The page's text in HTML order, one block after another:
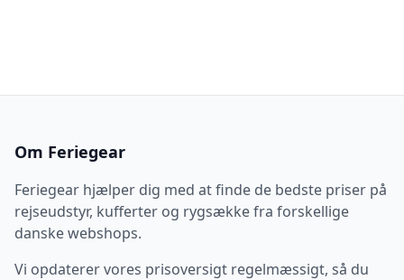
Om Feriegear
Feriegear hjælper dig med at finde de bedste priser på
rejseudstyr, kufferter og rygsække fra forskellige
danske webshops.
Vi opdaterer vores prisoversigt regelmæssigt, så du